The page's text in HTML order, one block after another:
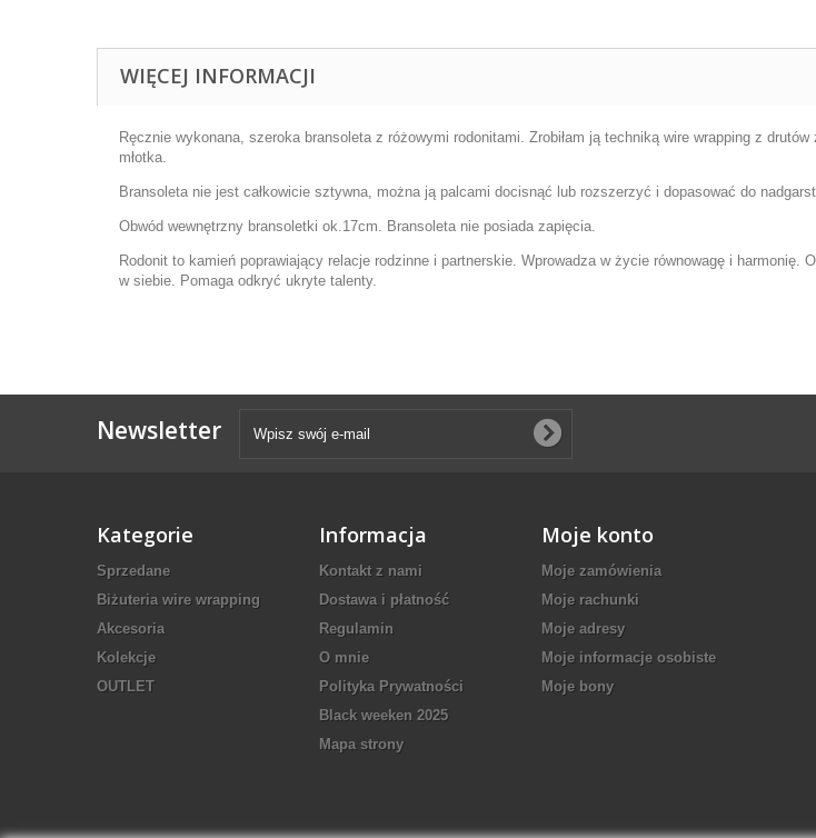
WIĘCEJ INFORMACJI
Ręcznie wykonana, szeroka bransoleta z różowymi rodonitami. Zrobiłam ją techniką wire wrapping z
młotka.
Bransoleta nie jest całkowicie sztywna, można ją palcami docisnąć lub rozszerzyć i dopasować do
Obwód wewnętrzny bransoletki ok.17cm. Bransoleta nie posiada zapięcia.
Rodonit to kamień poprawiający relacje rodzinne i partnerskie. Wprowadza w życie równowagę i harmonię.
w siebie. Pomaga odkryć ukryte talenty.
Newsletter
Kategorie
Sprzedane
Biżuteria wire wrapping
Akcesoria
Kolekcje
OUTLET
Informacja
Kontakt z nami
Dostawa i płatność
Regulamin
O mnie
Polityka Prywatności
Black weeken 2025
Mapa strony
Moje konto
Moje zamówienia
Moje rachunki
Moje adresy
Moje informacje osobiste
Moje bony